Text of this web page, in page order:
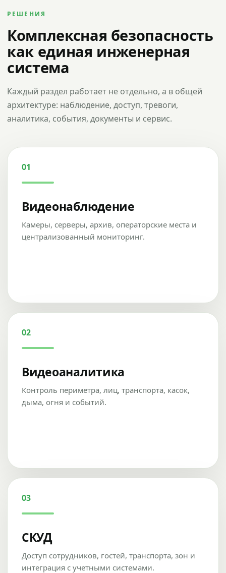
РЕШЕНИЯ
Комплексная безопасность
как единая инженерная
система
Каждый раздел работает не отдельно, а в общей
архитектуре: наблюдение, доступ, тревоги,
аналитика, события, документы и сервис.
01
Видеонаблюдение
Камеры, серверы, архив, операторские места и
централизованный мониторинг.
02
Видеоаналитика
Контроль периметра, лиц, транспорта, касок,
дыма, огня и событий.
03
СКУД
Доступ сотрудников, гостей, транспорта, зон и
интеграция с учетными системами.